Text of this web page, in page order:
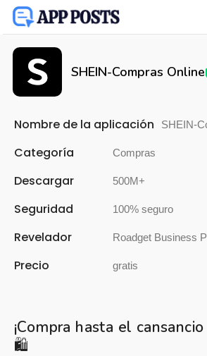
SHEIN-Compras Online
Nombre de la aplicación SHEIN-
Categoría Compras
Descargar 500M+
Seguridad 100% seguro
Revelador Roadget Business
Precio gratis
¡Compra hasta el
🛍️